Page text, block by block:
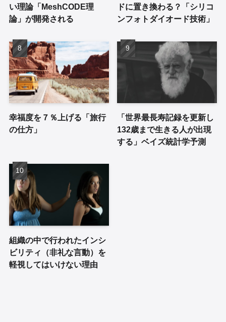
い理論「MeshCODE理
論」が開発される
ドに置き換わる？「シリコ
ンフォトダイオード技術」
幸福度を７％上げる「旅行
の仕方」
「世界最長寿記録を更新し
132歳まで生きる人が出現
する」ベイズ統計学予測
組織の中で行われたインシ
ビリティ（非礼な言動）を
軽視してはいけない理由